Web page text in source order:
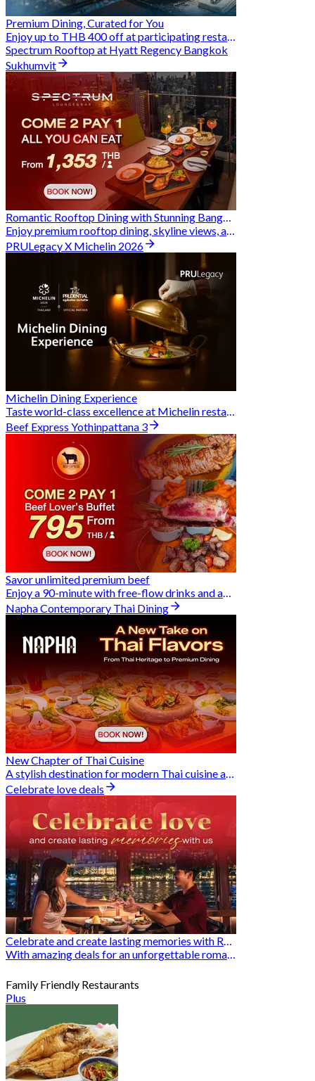
Premium Dining, Curated for You
Enjoy up to THB 400 off at participating restaurants.
Spectrum Rooftop at Hyatt Regency Bangkok
Sukhumvit
Romantic Rooftop Dining with Stunning Bangkok Views
Enjoy premium rooftop dining, skyline views, and exclusive Hungry Hub deals together
PRULegacy X Michelin 2026
Michelin Dining Experience
Taste world-class excellence at Michelin restaurants and unlock exclusive discounts when you book through Hungry Hub. A special privilege dedicated to the Prudential family.
Beef Express Yothinpattana 3
Savor unlimited premium beef
Napha Contemporary Thai Dining
New Chapter of Thai Cuisine
A stylish destination for modern Thai cuisine and memorable dining moments
Celebrate love deals
Celebrate and create lasting memories with Romantic Restaurants
With amazing deals for an unforgettable romantic experience
Family Friendly Restaurants
Plus